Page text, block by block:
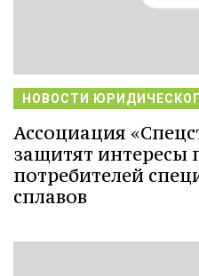
НОВОСТИ
Ассоциация
защитят интересы
потребителей
сплавов